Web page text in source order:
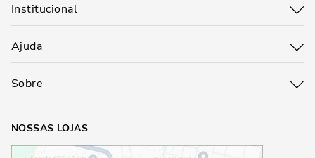
Institucional
Ajuda
Sobre
NOSSAS LOJAS